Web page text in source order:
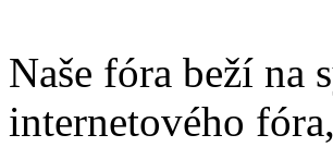
Naše fóra beží na
internetového